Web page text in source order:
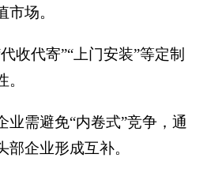
市场。
收代寄”“上门安装”等定制
业需避免“内卷式”竞争，通
企业形成互补。